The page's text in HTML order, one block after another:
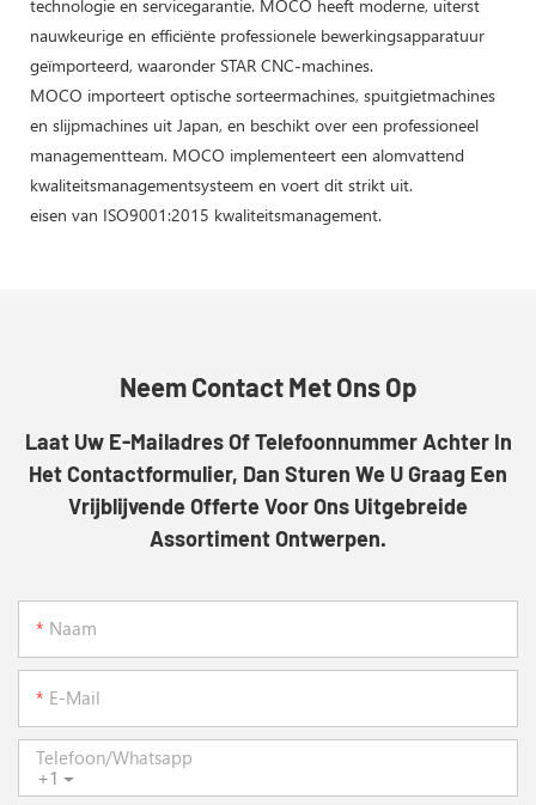
technologie en servicegarantie. MOCO heeft moderne, uiterst
nauwkeurige en efficiënte professionele bewerkingsapparatuur
geïmporteerd, waaronder STAR CNC-machines.
MOCO importeert optische sorteermachines, spuitgietmachines
en slijpmachines uit Japan, en beschikt over een professioneel
managementteam. MOCO implementeert een alomvattend
kwaliteitsmanagementsysteem en voert dit strikt uit.
eisen van ISO9001:2015 kwaliteitsmanagement.
Neem Contact Met Ons Op
Laat Uw E-Mailadres Of Telefoonnummer Achter In
Het Contactformulier, Dan Sturen We U Graag Een
Vrijblijvende Offerte Voor Ons Uitgebreide
Assortiment Ontwerpen.
Naam
E-Mail
+1
Telefoon/whatsapp